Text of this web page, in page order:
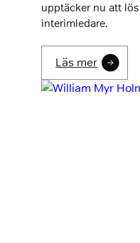
upptäcker nu att
interimledare.
Läs mer